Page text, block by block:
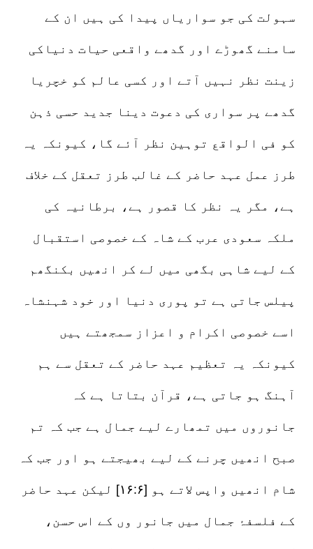
سہولت کی جو سواریاں پیدا کی ہیں ان کے
سامنے گھوڑے اور گدھے واقعی حیات دنیاکی
زینت نظر نہیں آتے اور کسی عالم کو خچریا
گدھے پر سواری کی دعوت دینا جدید حسی ذہن
کو فی الواقع توہین نظر آئے گا، کیونکہ یہ
طرز عمل عہد حاضر کے غالب طرز تعقل کے خلاف
ہے، مگر یہ نظر کا قصور ہے، برطانیہ کی
ملکہ سعودی عرب کے شاہ کے خصوصی استقبال
کے لیے شاہی بگھی میں لے کر انھیں بکنگھم
پیلس جاتی ہے تو پوری دنیا اور خود شہنشاہ
اسے خصوصی اکرام و اعزاز سمجھتے ہیں
کیونکہ یہ تعظیم عہد حاضر کے تعقل سے ہم
آہنگ ہو جاتی ہے، قرآن بتاتا ہے کہ
جانوروں میں تمھارے لیے جمال ہے جب کہ تم
صبح انھیں چرنے کے لیے بھیجتے ہو اور جب کہ
شام انھیں واپس لاتے ہو [۱۶:۶] لیکن عہد حاضر
کے فلسفۂ جمال میں جانور وں کے اس حسن،